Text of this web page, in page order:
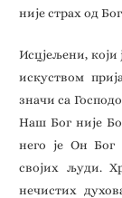
није страх од
Исцјељени, који
искуством
значи са
Наш Бог није
него је Он Бог
својих људи.
нечистих